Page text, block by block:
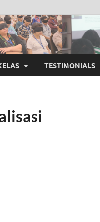
TESTIMONIALS